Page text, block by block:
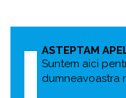
ASTEPTAM
Suntem aici
dumneavoastra